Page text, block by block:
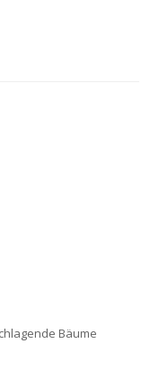
Bäume